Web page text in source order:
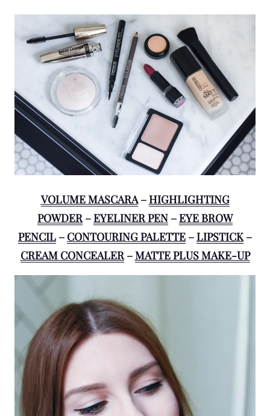
VOLUME MASCARA–HIGHLIGHTING
POWDER–EYELINER PEN –EYE BROW
PENCIL – CONTOURING PALETTE –LIPSTICK –
CREAM CONCEALER–MATTE PLUS MAKE-UP